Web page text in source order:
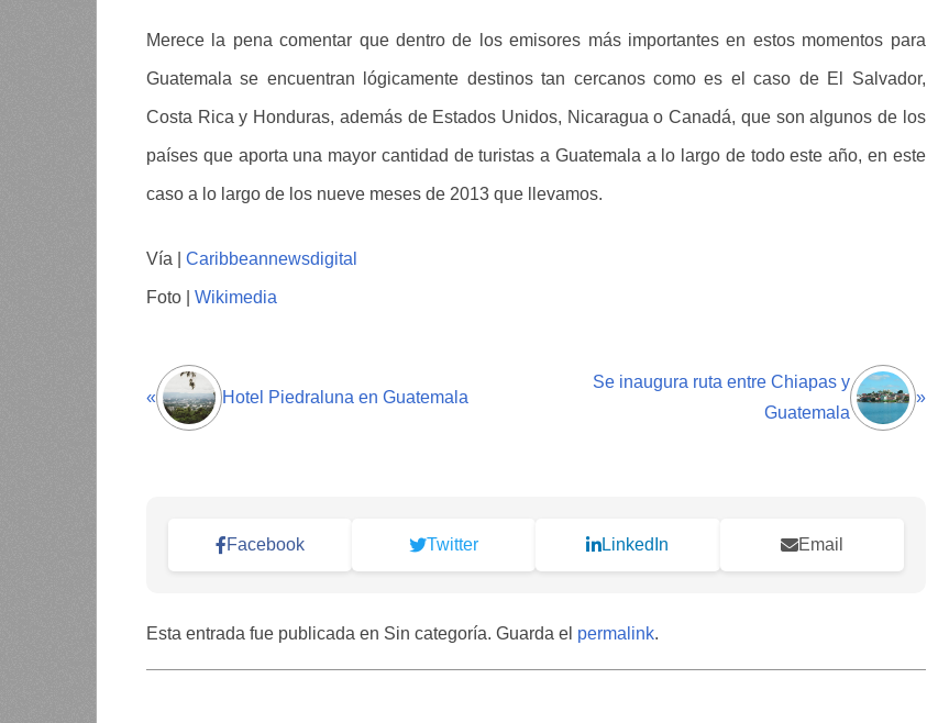
Merece la pena comentar que dentro de los emisores más importantes en estos momentos para
Guatemala se encuentran lógicamente destinos tan cercanos como es el caso de El Salvador,
Costa Rica y Honduras, además de Estados Unidos, Nicaragua o Canadá, que son algunos de los
países que aporta una mayor cantidad de turistas a Guatemala a lo largo de todo este año, en este
caso a lo largo de los nueve meses de 2013 que llevamos.
Vía | Caribbeannewsdigital
Foto | Wikimedia
« Hotel Piedraluna en Guatemala
Se inaugura ruta entre Chiapas y
Guatemala
»
Facebook Twitter LinkedIn Email
Esta entrada fue publicada en Sin categoría. Guarda el permalink.